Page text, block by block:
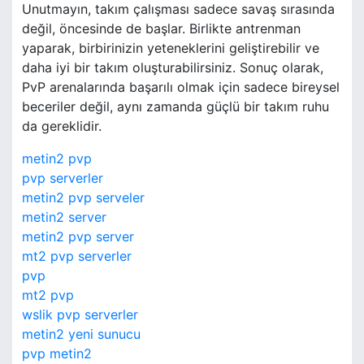
Unutmayın, takım çalışması sadece savaş sırasında
değil, öncesinde de başlar. Birlikte antrenman
yaparak, birbirinizin yeteneklerini geliştirebilir ve
daha iyi bir takım oluşturabilirsiniz. Sonuç olarak,
PvP arenalarında başarılı olmak için sadece bireysel
beceriler değil, aynı zamanda güçlü bir takım ruhu
da gereklidir.
metin2 pvp
pvp serverler
metin2 pvp serveler
metin2 server
metin2 pvp server
mt2 pvp serverler
pvp
mt2 pvp
wslik pvp serverler
metin2 yeni sunucu
pvp metin2